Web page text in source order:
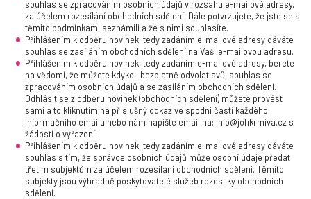
souhlas se zpracováním osobních údajů v rozsahu e-mailové adresy,
za účelem rozesílání obchodních sdělení. Dále potvrzujete, že jste se s
těmito podmínkami seznámili a že s nimi souhlasíte.
Přihlášením k odběru novinek, tedy zadáním e-mailové adresy dáváte
souhlas se zasíláním obchodních sdělení na Vaši e-mailovou adresu.
Přihlášením k odběru novinek, tedy zadáním e-mailové adresy, berete
na vědomí, že můžete kdykoli bezplatně odvolat svůj souhlas se
zpracováním osobních údajů a se zasíláním obchodních sdělení.
Odhlásit se z odběru novinek (obchodních sdělení) můžete provést
sami a to kliknutím na příslušný odkaz ve spodní části každého
informačního emailu nebo nám napište email na: info@jofikrmiva.cz s
žádostí o vyřazení.
Přihlášením k odběru novinek, tedy zadáním e-mailové adresy dáváte
souhlas s tím, že správce osobních údajů může osobní údaje předat
třetím subjektům za účelem rozesílání obchodních sdělení. Těmito
subjekty jsou výhradně poskytovatelé služeb rozesílky obchodních
sdělení.